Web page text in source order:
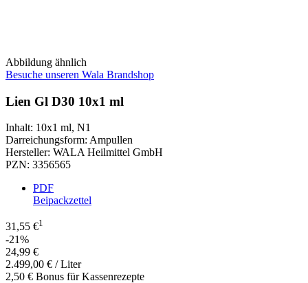
Abbildung ähnlich
Besuche unseren Wala Brandshop
Lien Gl D30 10x1 ml
Inhalt: 10x1 ml, N1
Darreichungsform: Ampullen
Hersteller: WALA Heilmittel GmbH
PZN: 3356565
PDF
Beipackzettel
31,55 €1
-21%
24,99 €
2.499,00 € / Liter
2,50 € Bonus für Kassenrezepte